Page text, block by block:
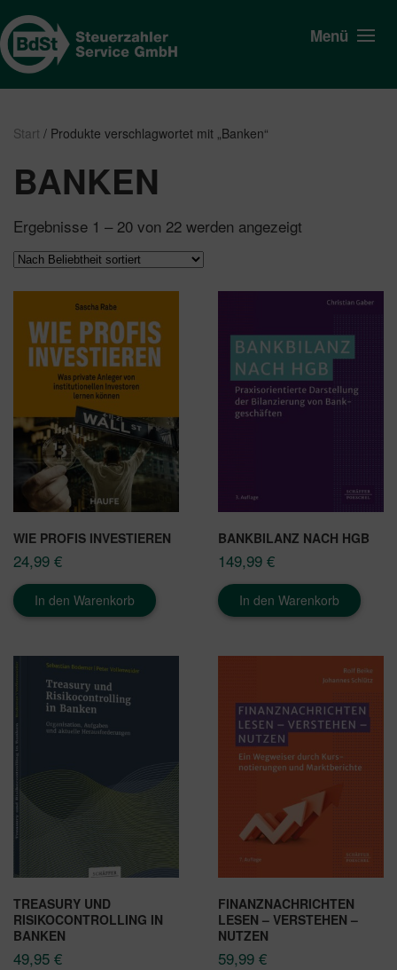
Menü
Start / Produkte verschlagwortet mit „Banken“
BANKEN
Ergebnisse 1 – 20 von 22 werden angezeigt
WIE PROFIS INVESTIEREN
24,99 €
In den Warenkorb
BANKBILANZ NACH HGB
149,99 €
In den Warenkorb
TREASURY UND
RISIKOCONTROLLING IN
BANKEN
49,95 €
FINANZNACHRICHTEN
LESEN – VERSTEHEN –
NUTZEN
59,99 €